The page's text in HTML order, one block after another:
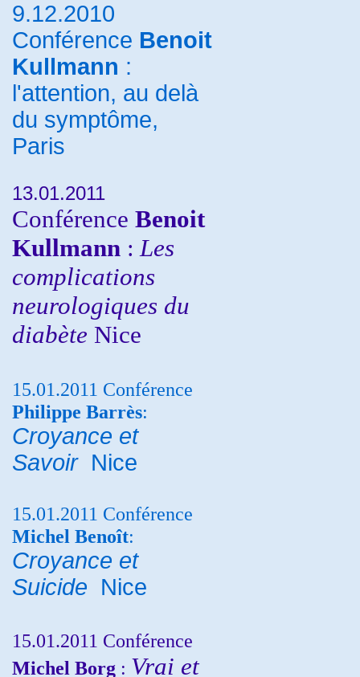
9.12.2010
Conférence Benoit
Kullmann :
l'attention, au delà
du symptôme,
Paris
13.01.2011
Conférence Benoit
Kullmann : Les
complications
neurologiques du
diabète Nice
15.01.2011 Conférence
Philippe Barrès:
Croyance et
Savoir Nice
15.01.2011 Conférence
Michel Benoît:
Croyance et
Suicide Nice
15.01.2011 Conférence
Michel Borg : Vrai et